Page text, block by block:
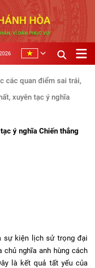
các quan điểm sai trái,
xuyên tạc ý nghĩa
ý nghĩa Chiến thắng
sự kiện lịch sử trọng đại
nghĩa anh hùng cách
là kết quả tất yếu của